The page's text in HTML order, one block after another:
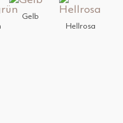
Gelb
Hellrosa